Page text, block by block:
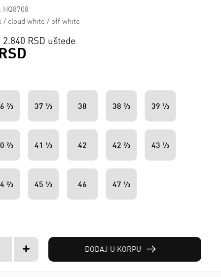
/ cloud white / off white
2.840 RSD uštede
⅔ 37 ⅓ 38 38 ⅔ 39 ⅓
⅔ 41 ⅓ 42 42 ⅔ 43 ⅓
⅔ 45 ⅓ 46 47 ⅓
DODAJ U KORPU